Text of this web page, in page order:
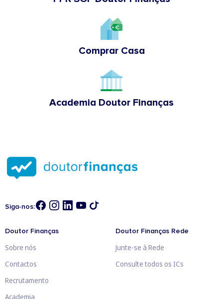
Comprar Casa
Academia Doutor Finanças
Siga-nos:
Doutor Finanças
Sobre nós
Contactos
Recrutamento
Academia
Doutor Finanças Rede
Junte-se à Rede
Consulte todos os ICs